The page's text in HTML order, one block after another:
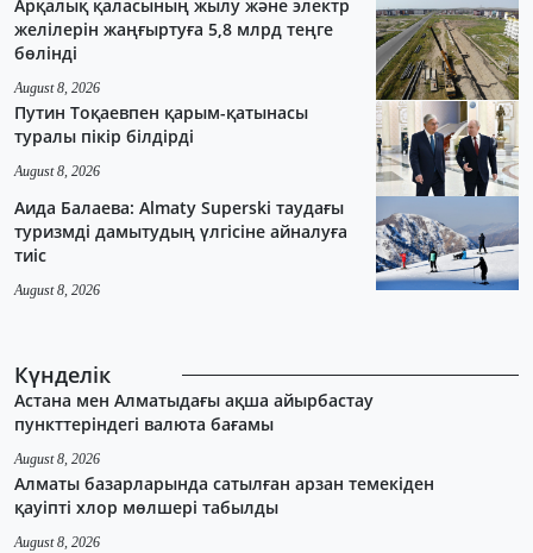
Арқалық қаласының жылу және электр
желілерін жаңғыртуға 5,8 млрд теңге
бөлінді
August 8, 2026
Путин Тоқаевпен қарым-қатынасы
туралы пікір білдірді
August 8, 2026
Аида Балаева: Almaty Superski таудағы
туризмді дамытудың үлгісіне айналуға
тиіс
August 8, 2026
Күнделік
Астана мен Алматыдағы ақша айырбастау
пункттеріндегі валюта бағамы
August 8, 2026
Алматы базарларында сатылған арзан темекіден
қауіпті хлор мөлшері табылды
August 8, 2026